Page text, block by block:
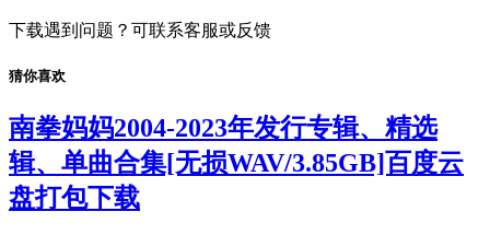
下载遇到问题？可联系客服或反馈
猜你喜欢
南拳妈妈2004-2023年发行专辑、精选
辑、单曲合集[无损WAV/3.85GB]百度云
盘打包下载